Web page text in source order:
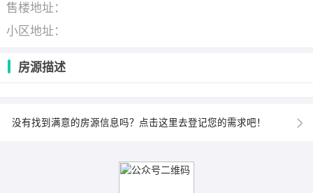
售楼地址：
小区地址：
房源描述
没有找到满意的房源信息吗？点击这里去登记您的需求吧！